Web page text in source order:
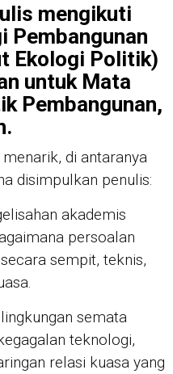
mengikuti
Pembangunan
Ekologi Politik)
untuk Mata
Pembangunan,
di antaranya
disimpulkan penulis:
akademis
persoalan
sempit, teknis,
semata
teknologi,
relasi kuasa yang